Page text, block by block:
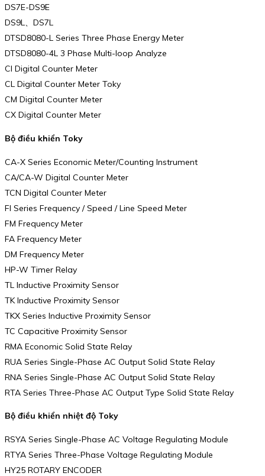
DS7E-DS9E
DS9L、DS7L
DTSD8080-L Series Three Phase Energy Meter
DTSD8080-4L 3 Phase Multi-loop Analyze
CI Digital Counter Meter
CL Digital Counter Meter Toky
CM Digital Counter Meter
CX Digital Counter Meter
Bộ điều khiển Toky
CA-X Series Economic Meter/Counting Instrument
CA/CA-W Digital Counter Meter
TCN Digital Counter Meter
FI Series Frequency / Speed / Line Speed Meter
FM Frequency Meter
FA Frequency Meter
DM Frequency Meter
HP-W Timer Relay
TL Inductive Proximity Sensor
TK Inductive Proximity Sensor
TKX Series Inductive Proximity Sensor
TC Capacitive Proximity Sensor
RMA Economic Solid State Relay
RUA Series Single-Phase AC Output Solid State Relay
RNA Series Single-Phase AC Output Solid State Relay
RTA Series Three-Phase AC Output Type Solid State Relay
Bộ điều khiển nhiệt độ Toky
RSYA Series Single-Phase AC Voltage Regulating Module
RTYA Series Three-Phase Voltage Regulating Module
HY25 ROTARY ENCODER